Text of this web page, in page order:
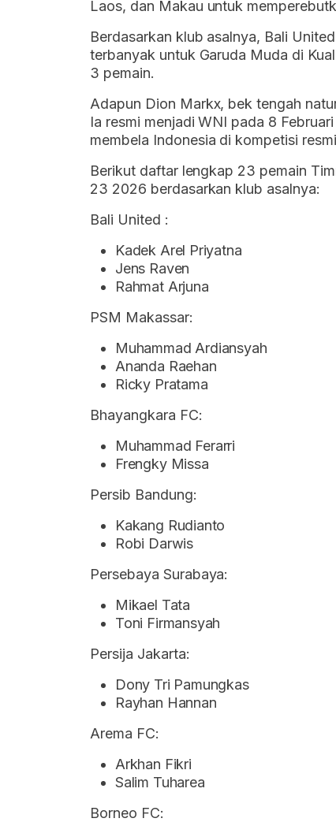
Laos, dan Makau untuk
Berdasarkan klub asalnya, Bali
terbanyak untuk Garuda Muda di
3 pemain.
Adapun Dion Markx, bek tengah
Ia resmi menjadi WNI pada 8
membela Indonesia di kompetisi
Berikut daftar lengkap 23 pemain
23 2026 berdasarkan klub asalnya:
Bali United :
Kadek Arel Priyatna
Jens Raven
Rahmat Arjuna
PSM Makassar:
Muhammad Ardiansyah
Ananda Raehan
Ricky Pratama
Bhayangkara FC:
Muhammad Ferarri
Frengky Missa
Persib Bandung:
Kakang Rudianto
Robi Darwis
Persebaya Surabaya:
Mikael Tata
Toni Firmansyah
Persija Jakarta:
Dony Tri Pamungkas
Rayhan Hannan
Arema FC:
Arkhan Fikri
Salim Tuharea
Borneo FC: